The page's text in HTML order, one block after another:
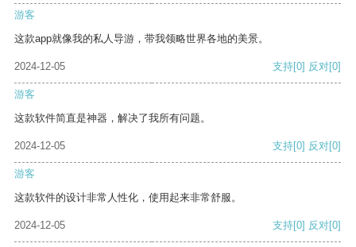
游客
这款app就像我的私人导游，带我领略世界各地的美景。
2024-12-05 支持[0] 反对[0]
游客
这款软件简直是神器，解决了我所有问题。
2024-12-05 支持[0] 反对[0]
游客
这款软件的设计非常人性化，使用起来非常舒服。
2024-12-05 支持[0] 反对[0]